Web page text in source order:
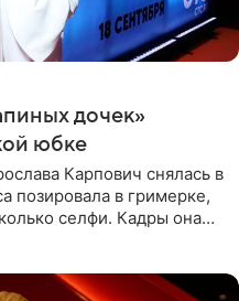
дочек»
юбке
Карпович снялась в
позировала в гримерке,
селфи. Кадры она